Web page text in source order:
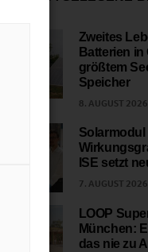
Zweites
Batterien
größtem
Speicher
8. AUGUST 2026
Solarmodul
ISE setzt
7. AUGUST 2026
LOOP
München:
das nie zu